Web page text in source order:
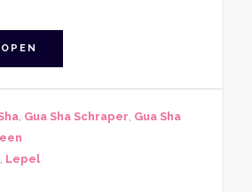
, Gua Sha Schraper, Gua Sha
, Lepel